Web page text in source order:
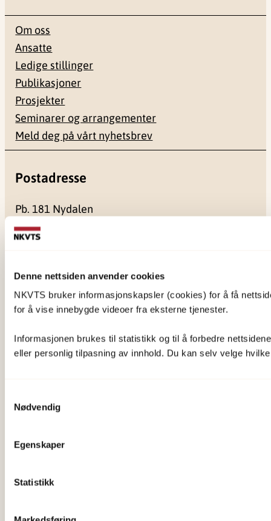
Denne nettsiden anvender cookies
NKVTS bruker informasjonskapsler (cookies) for å få
for å vise innebygde videoer fra eksterne tjenester.
Informasjonen brukes til statistikk og til å forbedre
eller personlig tilpasning av innhold. Du kan selv velge
Nødvendig
Egenskaper
Statistikk
Om oss
Ansatte
Ledige stillinger
Publikasjoner
Prosjekter
Seminarer og arrangementer
Meld deg på vårt nyhetsbrev
Postadresse
Pb. 181 Nydalen
0409 Oslo
Besøksadresse
Gullhaugveien 1-3
Kontakt